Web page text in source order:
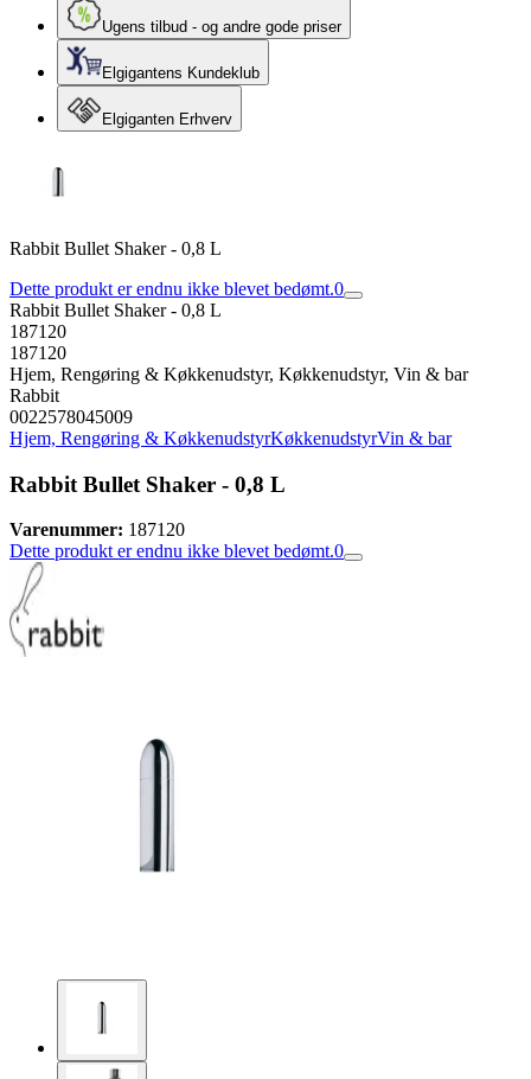
Ugens tilbud - og andre gode priser
Elgigantens Kundeklub
Elgiganten Erhverv
Rabbit Bullet Shaker - 0,8 L
Dette produkt er endnu ikke blevet bedømt.0
Rabbit Bullet Shaker - 0,8 L
187120
187120
Hjem, Rengøring & Køkkenudstyr, Køkkenudstyr, Vin & bar
Rabbit
0022578045009
Hjem, Rengøring & KøkkenudstyrKøkkenudstyrVin & bar
Rabbit Bullet Shaker - 0,8 L
Varenummer: 187120
Dette produkt er endnu ikke blevet bedømt.0